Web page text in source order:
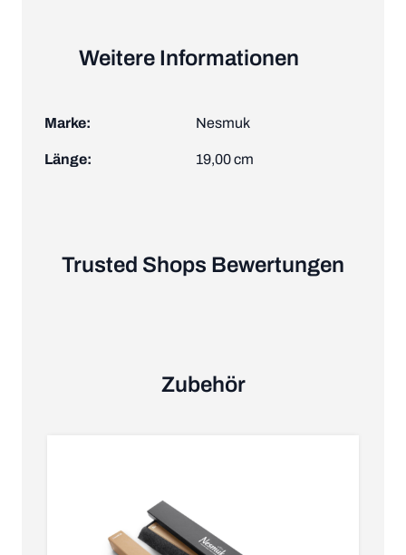
Weitere Informationen
Marke: Nesmuk
Länge: 19,00 cm
Trusted Shops Bewertungen
Zubehör